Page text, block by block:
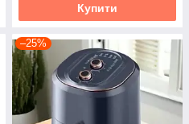
Купити
–25%